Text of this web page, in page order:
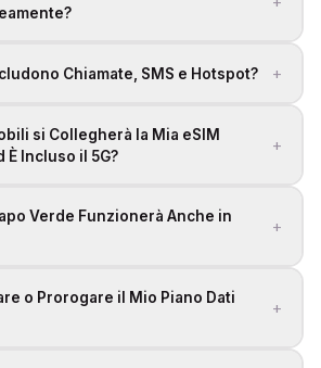
Chiamate, SMS e Hotspot? +
si Collegherà la Mia eSIM
È Incluso il 5G?
+
Verde Funzionerà Anche in
+
o Prorogare il Mio Piano Dati
+